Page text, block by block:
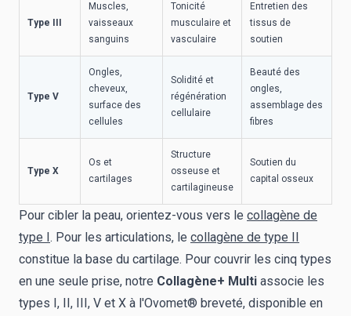
Type III
Muscles,
vaisseaux
sanguins
Tonicité
musculaire et
vasculaire
Entretien des
tissus de
soutien
Type V
Ongles,
cheveux,
surface des
cellules
Solidité et
régénération
cellulaire
Beauté des
ongles,
assemblage des
fibres
Type X
Os et
cartilages
Structure
osseuse et
cartilagineuse
Soutien du
capital osseux
Pour cibler la peau, orientez-vous vers le collagène de
type I. Pour les articulations, le collagène de type II
constitue la base du cartilage. Pour couvrir les cinq types
en une seule prise, notre Collagène+ Multi associe les
types I, II, III, V et X à l'Ovomet® breveté, disponible en